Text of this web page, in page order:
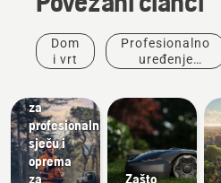
Dom
i vrt
Profesionalno
uređenje
Rješenja
Potrošni
za
profesionalnu
sječu i
oprema
za
Proizvodi
i inovacije
Husqvarna
Zašto